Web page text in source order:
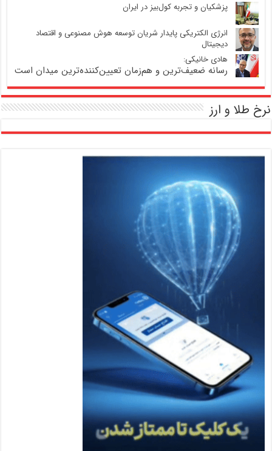
پزشکیان و تجربه کول‌بیز در ایران
انرژی الکتریکی پایدار شریان توسعه هوش مصنوعی و اقتصاد
دیجیتال
هادی خانیکی:
رسانه ضعیف‌ترین و هم‌زمان تعیین‌کننده‌ترین میدان است
نرخ طلا و ارز